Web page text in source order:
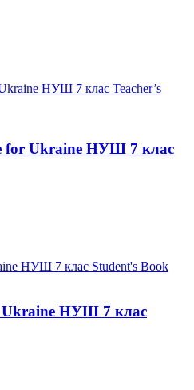
for Ukraine НУШ 7 клас
Ukraine НУШ 7 клас